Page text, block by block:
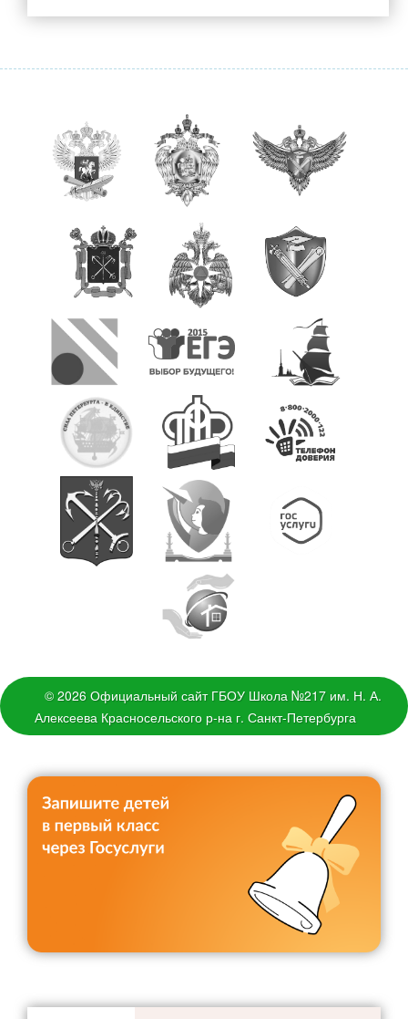
Обратная связь
Ученикам
Классы и классные руководители
Расписание занятий
Обучение с использованием дистанционных
образовательных технологий
Введение ФГОС СОО
Государственная итоговая аттестация (ГИА)
Итоговое собеседование (ИС-9)
Итоговое сочинение (ИС-11)
Проведение оценочных процедур в ОУ
Всероссийские проверочные работы
Всероссийская олимпиада школьников
Функциональная грамотность
Проектная деятельность
Конкурсы , олимпиады
Инновационная деятельность
Методическая копилка
Воспитательная работа
Классные руководители
Профориентация
Разговоры о важном
Профилактика детского дорожно-транспортного травматизма
Профилактика негативных явлений среди
© 2026 Официальный сайт ГБОУ Школа №217 им. Н. А.
Алексеева Красносельского р-на г. Санкт-Петербурга